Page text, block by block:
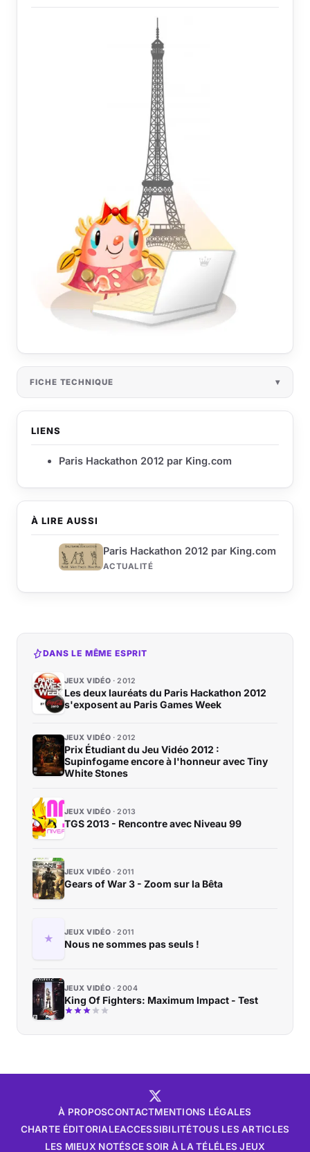
À LIRE AUSSI
Paris Hackathon 2012 par King.com
ACTUALITÉ
FICHE TECHNIQUE
LIENS
Paris Hackathon 2012 par King.com
DANS LE MÊME ESPRIT
JEUX VIDÉO 2012
Les deux lauréats du Paris Hackathon 2012
s'exposent au Paris Games Week
JEUX VIDÉO 2012
Prix Étudiant du Jeu Vidéo 2012 :
Supinfogame encore à l'honneur avec Tiny
White Stones
JEUX VIDÉO 2013
TGS 2013 - Rencontre avec Niveau 99
JEUX VIDÉO 2011
Gears of War 3 - Zoom sur la Bêta
JEUX VIDÉO 2011
Nous ne sommes pas seuls !
JEUX VIDÉO 2004
King Of Fighters: Maximum Impact - Test
À PROPOSCONTACTMENTIONS LÉGALES
CHARTE ÉDITORIALEACCESSIBILITÉTOUS LES ARTICLES
LES MIEUX NOTÉSCE SOIR À LA TÉLÉLES JEUX